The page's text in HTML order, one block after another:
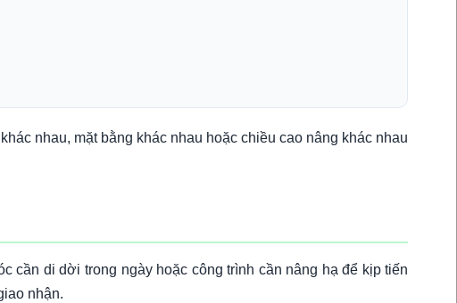
nhau, mặt bằng khác nhau hoặc chiều cao nâng khác nhau
cần di dời trong ngày hoặc công trình cần nâng hạ để kịp tiến
nhận.